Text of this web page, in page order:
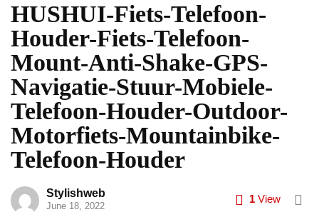
HUSHUI-Fiets-Telefoon-
Houder-Fiets-Telefoon-
Mount-Anti-Shake-GPS-
Navigatie-Stuur-Mobiele-
Telefoon-Houder-Outdoor-
Motorfiets-Mountainbike-
Telefoon-Houder
Stylishweb
June 18, 2022
1 View